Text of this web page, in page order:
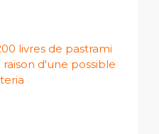
livres de pastrami
d'une possible